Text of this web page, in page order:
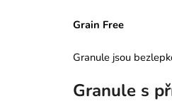
Grain Free
Granule jsou
Granule s